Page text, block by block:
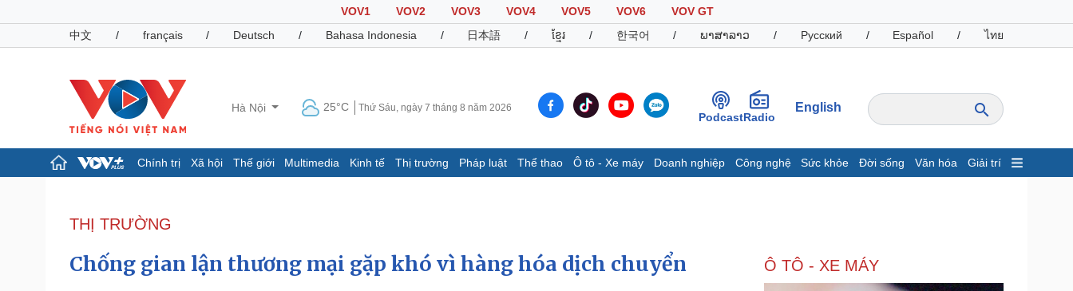
VOV1 VOV2 VOV3 VOV4 VOV5 VOV6
VOV GT
中文
/ français / Deutsch / Bahasa Indonesia / 日本語 / ខ្មែរ / 한국어 / ພາສາລາວ / Русский / Español / ไทย
Hà Nội 25°C Thứ Sáu, ngày 7 tháng 8 năm 2026
PodcastRadio
English
Chính trị Xã hội Thế giới Multimedia Kinh tế Thị trường Pháp luật Thể thao Ô tô - Xe máy Doanh nghiệp Công nghệ Sức khỏe Đời sống Văn hóa Giải trí
Đảng
Tổ chức nhân sự
Quốc hội
Nhận diện sự thật
Dấu ấn VOV
Infographic
Chứng khoán
Giá cà phê
THỊ TRƯỜNG
Chống gian lận thương mại gặp khó vì hàng hóa dịch chuyển Ô TÔ - XE MÁY